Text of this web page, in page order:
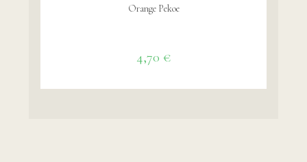
Orange Pekoe
4,70 €